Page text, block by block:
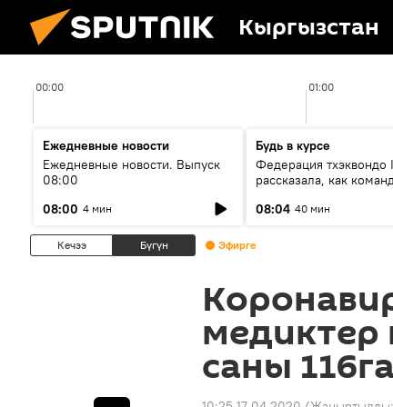
Кыргызстан
00:00 01:00
Ежедневные новости
Ежедневные новости. Выпуск
08:00
08:00 4 мин
Будь в курсе
Федерация тхэквондо
рассказала, как
08:04 40 мин
Кечээ Бүгүн Эфирге
саны